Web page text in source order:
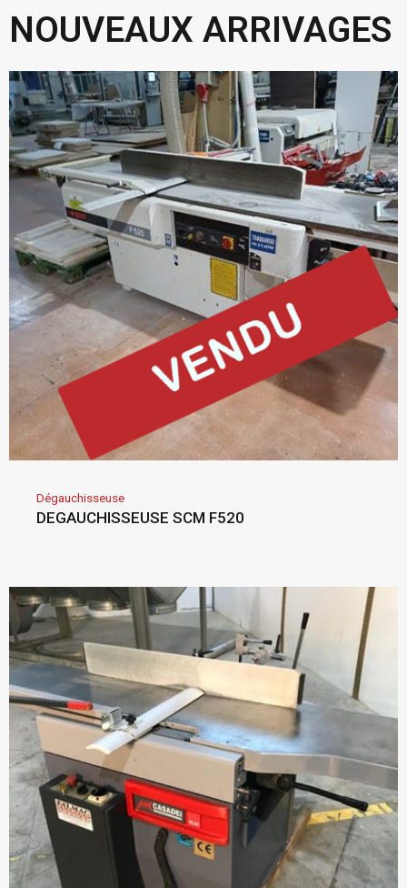
NOUVEAUX ARRIVAGES
Dégauchisseuse
DEGAUCHISSEUSE SCM F520